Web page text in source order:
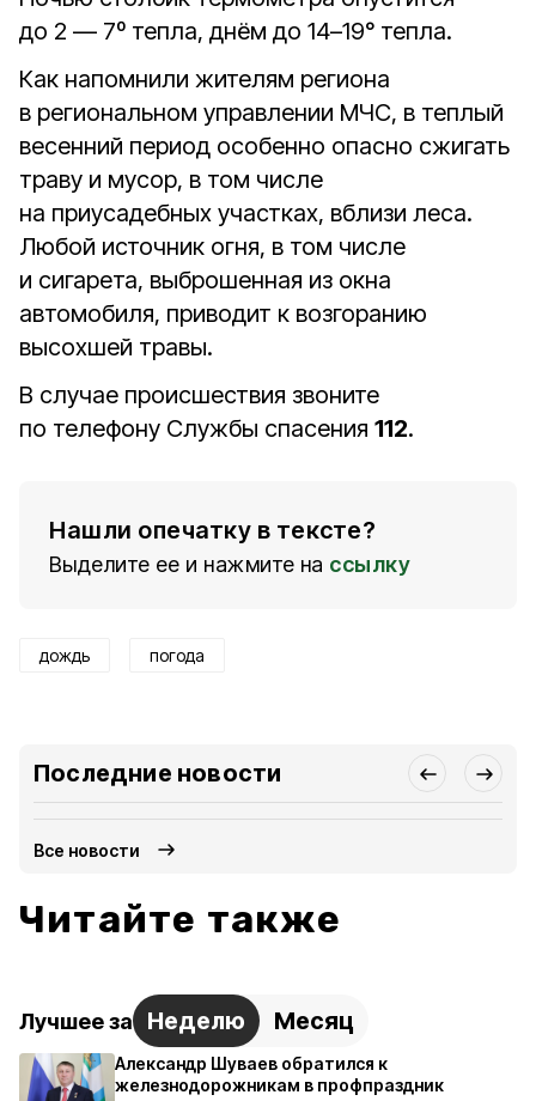
до 2 — 7º тепла, днём до 14–19° тепла.
Как напомнили жителям региона
в региональном управлении МЧС, в теплый
весенний период особенно опасно сжигать
траву и мусор, в том числе
на приусадебных участках, вблизи леса.
Любой источник огня, в том числе
и сигарета, выброшенная из окна
автомобиля, приводит к возгоранию
высохшей травы.
В случае происшествия звоните
по телефону Службы спасения 112.
Нашли опечатку в тексте?
Выделите ее и нажмите на ссылку
дождь погода
Последние новости
Все новости
Читайте также
Лучшее за Неделю Месяц
Александр Шуваев обратился к
железнодорожникам в профпраздник